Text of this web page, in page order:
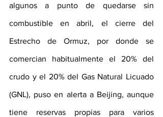
algunos a punto de quedarse sin
combustible en abril, el cierre del
Estrecho de Ormuz, por donde se
comercian habitualmente el 20% del
crudo y el 20% del Gas Natural Licuado
(GNL), puso en alerta a Beijing, aunque
tiene reservas propias para varios